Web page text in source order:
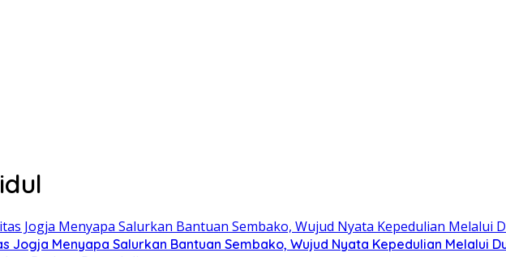
Jogja Menyapa Salurkan Bantuan Sembako, Wujud Nyata Kepedulian Melalui